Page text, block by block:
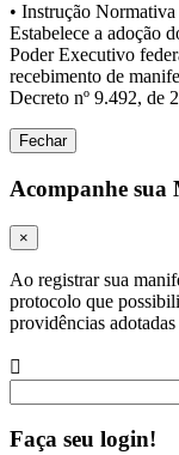
• Instrução
Estabelece a adoção
Poder Executivo
recebimento de
Decreto nº 9.492, de
Fechar
Acompanhe sua
×
Ao registrar sua
protocolo que
providências
Faça seu login!